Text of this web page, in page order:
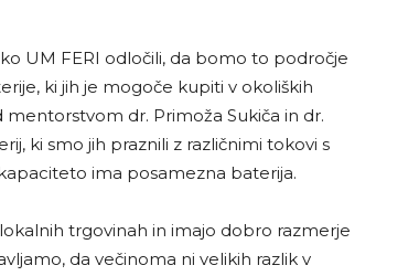
UM FERI odločili, da bomo to področje
ki jih je mogoče kupiti v okoliških
dr. Primoža Sukiča in dr.
ki smo jih praznili z različnimi tokovi s
ima posamezna baterija.
trgovinah in imajo dobro razmerje
da večinoma ni velikih razlik v